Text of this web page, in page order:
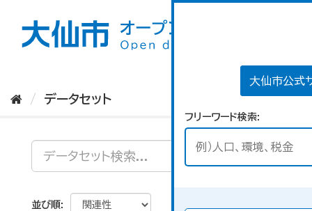
大仙市公式
フリーワード検索
データセット
並び順